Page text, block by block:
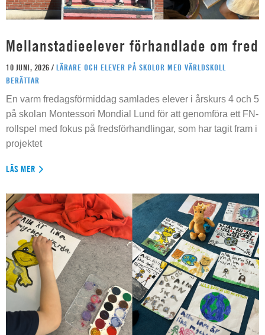
Mellanstadieelever förhandlade om fred
10 JUNI, 2026 / LÄRARE OCH ELEVER PÅ SKOLOR MED VÄRLDSKOLL
BERÄTTAR
En varm fredagsförmiddag samlades elever i årskurs 4 och 5
på skolan Montessori Mondial Lund för att genomföra ett FN-
rollspel med fokus på fredsförhandlingar, som har tagit fram i
projektet
LÄS MER